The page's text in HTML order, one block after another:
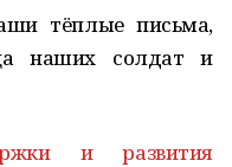
тёплые письма,
наших солдат и
и развития